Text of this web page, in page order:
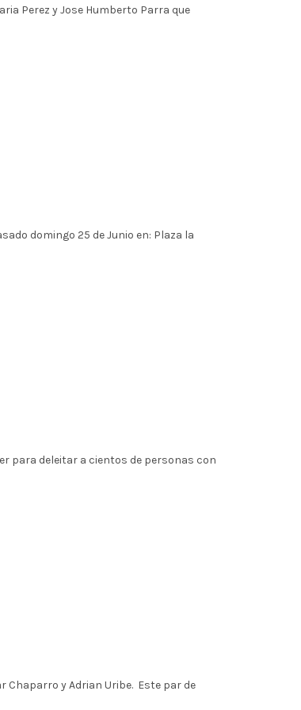
Perez y Jose Humberto Parra que
domingo 25 de Junio en: Plaza la
para deleitar a cientos de personas con
y Adrian Uribe. Este par de